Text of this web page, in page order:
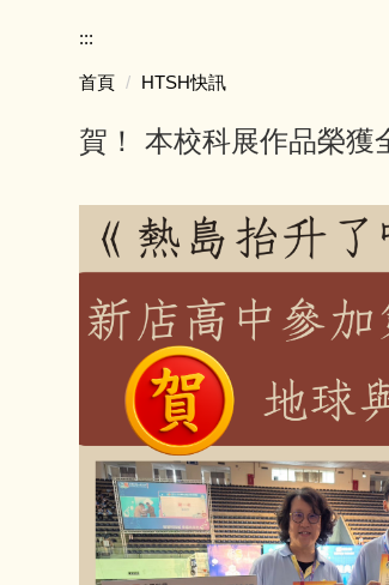
:::
首頁 HTSH快訊
賀！ 本校科展作品榮獲